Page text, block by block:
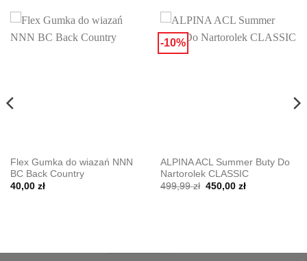
Flex Gumka do wiazań NNN
BC Back Country
40,00 zł
-10%
ALPINA ACL Summer Buty Do
Nartorolek CLASSIC
499,99zł Pierwotna
450,00 złAktualna